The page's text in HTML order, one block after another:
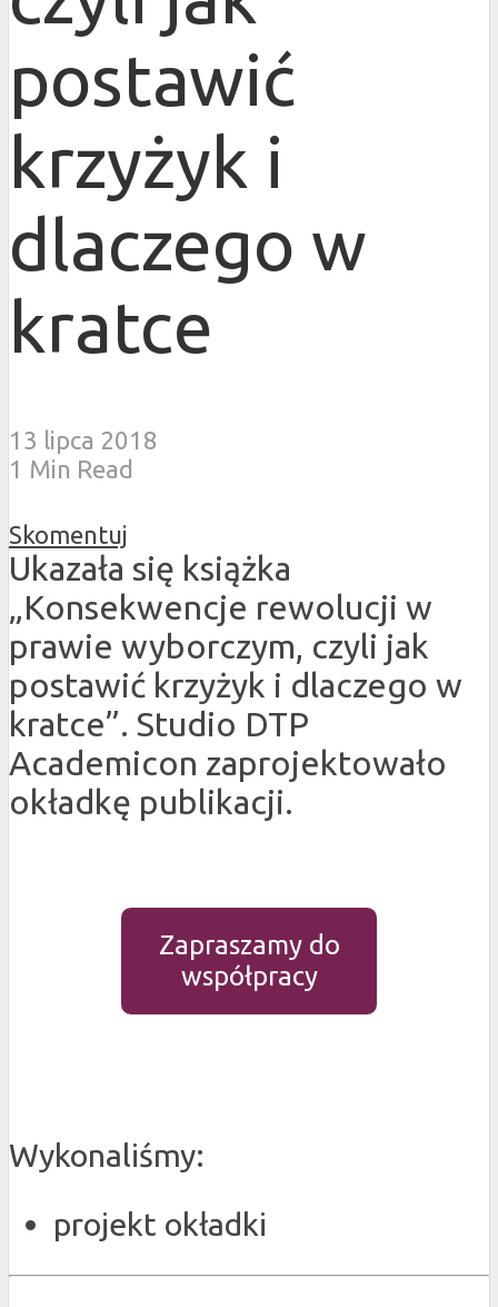
postawić
krzyżyk i
dlaczego w
kratce
13 lipca 2018
1 Min Read
Skomentuj
Ukazała się książka
„Konsekwencje rewolucji w
prawie wyborczym, czyli jak
postawić krzyżyk i dlaczego w
kratce”. Studio DTP
Academicon zaprojektowało
okładkę publikacji.
Zapraszamy do
współpracy
Wykonaliśmy:
projekt okładki